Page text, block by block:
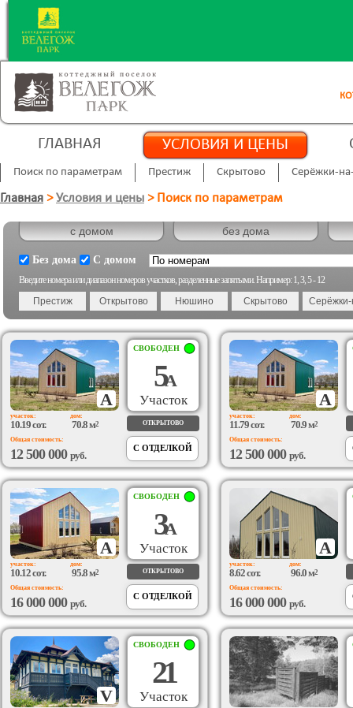
ГЛАВНАЯ УСЛОВИЯ И ЦЕНЫ
Поиск по параметрам Престиж Скрытово Серёжки-
Главная >Условия и цены > Поиск по параметрам
Без дома С домом
Введите номера или диапазон номеров участков, разделенные запятыми. Например: 1, 3, 5 - 12
A
СВОБОДЕН
5А
Участок
участок:
10.19 сот.
дом:
70.8 м2 ОТКРЫТОВО
Общая стоимость:
12 500 000 руб.
С ОТДЕЛКОЙ
A
участок:
11.79 сот.
дом:
70.9 м2
Общая стоимость:
12 500 000 руб.
A
СВОБОДЕН
3А
Участок
участок:
10.12 сот.
дом:
95.8 м2 ОТКРЫТОВО
Общая стоимость:
16 000 000 руб.
С ОТДЕЛКОЙ
A
участок:
8.62 сот.
дом:
96.0 м2
Общая стоимость:
16 000 000 руб.
V
СВОБОДЕН
21
Участок